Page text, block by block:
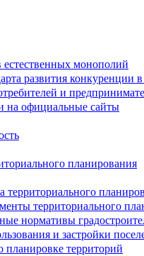
естественных монополий
развития конкуренции
и
на официальные сайты
планирования
территориального
территориального
нормативы
и застройки
планировке территорий